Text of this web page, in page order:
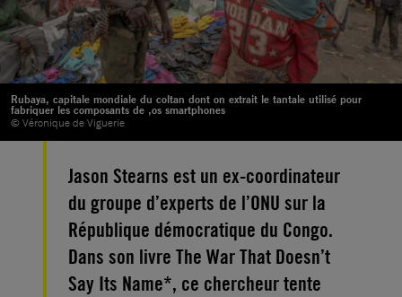
Rubaya, capitale mondiale du coltan dont on extrait le tantale utilisé pour
fabriquer les composants de ,os smartphones
© Véronique de Viguerie
Jason Stearns est un ex-coordinateur
du groupe d’experts de l’ONU sur la
République démocratique du Congo.
Dans son livre The War That Doesn’t
Say Its Name*, ce chercheur tente